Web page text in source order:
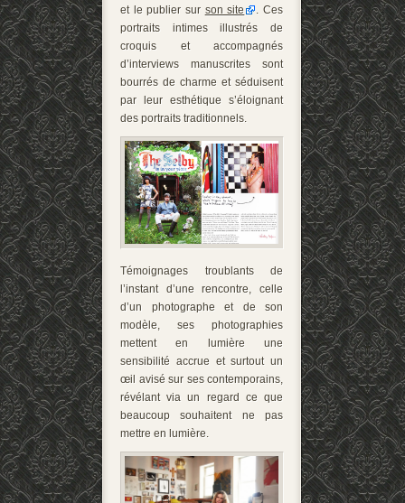
et le publier sur son site
. Ces
portraits intimes illustrés de
croquis et accompagnés
d’interviews manuscrites sont
bourrés de charme et séduisent
par leur esthétique s’éloignant
des portraits traditionnels.
Témoignages troublants de
l’instant d’une rencontre, celle
d’un photographe et de son
modèle, ses photographies
mettent en lumière une
sensibilité accrue et surtout un
œil avisé sur ses contemporains,
révélant via un regard ce que
beaucoup souhaitent ne pas
mettre en lumière.